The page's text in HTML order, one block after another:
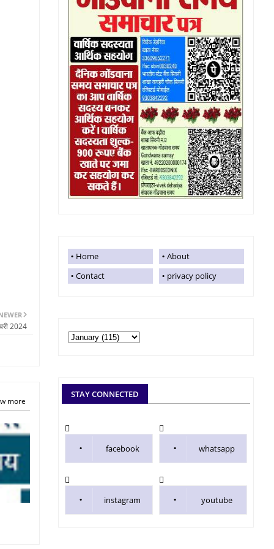
2024
more
Home
About
Contact
privacy policy
STAY CONNECTED
facebook whatsapp
instagram youtube